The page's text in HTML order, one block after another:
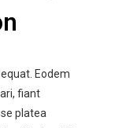
Eodem
fiant
platea